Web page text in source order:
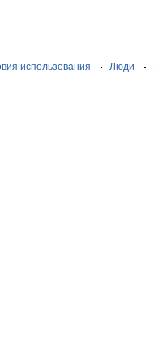
использования Люди